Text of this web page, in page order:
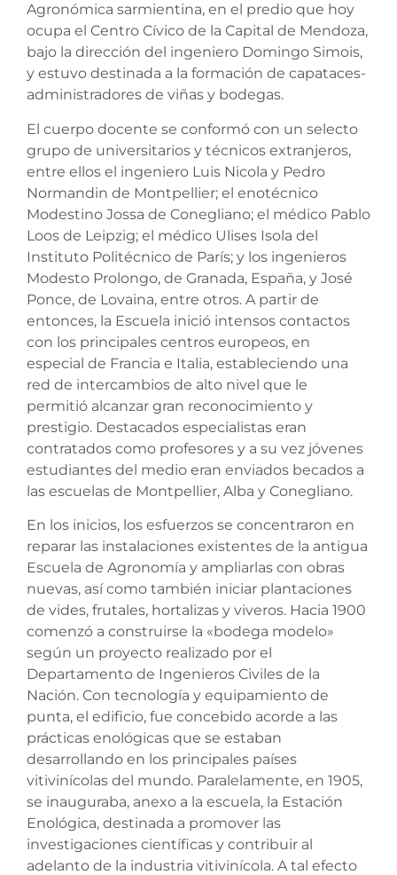
Agronómica sarmientina, en el predio que hoy
ocupa el Centro Cívico de la Capital de Mendoza,
bajo la dirección del ingeniero Domingo Simois,
y estuvo destinada a la formación de capataces-
administradores de viñas y bodegas.
El cuerpo docente se conformó con un selecto
grupo de universitarios y técnicos extranjeros,
entre ellos el ingeniero Luis Nicola y Pedro
Normandin de Montpellier; el enotécnico
Modestino Jossa de Conegliano; el médico Pablo
Loos de Leipzig; el médico Ulises Isola del
Instituto Politécnico de París; y los ingenieros
Modesto Prolongo, de Granada, España, y José
Ponce, de Lovaina, entre otros. A partir de
entonces, la Escuela inició intensos contactos
con los principales centros europeos, en
especial de Francia e Italia, estableciendo una
red de intercambios de alto nivel que le
permitió alcanzar gran reconocimiento y
prestigio. Destacados especialistas eran
contratados como profesores y a su vez jóvenes
estudiantes del medio eran enviados becados a
las escuelas de Montpellier, Alba y Conegliano.
En los inicios, los esfuerzos se concentraron en
reparar las instalaciones existentes de la antigua
Escuela de Agronomía y ampliarlas con obras
nuevas, así como también iniciar plantaciones
de vides, frutales, hortalizas y viveros. Hacia 1900
comenzó a construirse la «bodega modelo»
según un proyecto realizado por el
Departamento de Ingenieros Civiles de la
Nación. Con tecnología y equipamiento de
punta, el edificio, fue concebido acorde a las
prácticas enológicas que se estaban
desarrollando en los principales países
vitivinícolas del mundo. Paralelamente, en 1905,
se inauguraba, anexo a la escuela, la Estación
Enológica, destinada a promover las
investigaciones científicas y contribuir al
adelanto de la industria vitivinícola. A tal efecto